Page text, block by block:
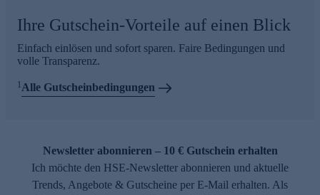
Ihre Gutschein-Vorteile auf einen Blick
Einfach einlösen und sofort sparen. Faire Bedingungen und
volle Transparenz.
1Alle Gutscheinbedingungen
Newsletter abonnieren – 10 € Gutschein erhalten
Ich möchte den HSE-Newsletter abonnieren und aktuelle
Trends, Angebote & Gutscheine per E-Mail erhalten. Als